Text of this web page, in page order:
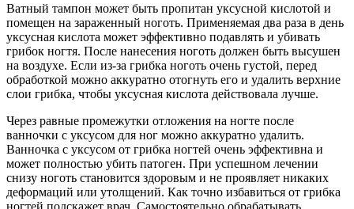
Ватный тампон может быть пропитан уксусной кислотой и
помещен на зараженный ноготь. Применяемая два раза в день
уксусная кислота может эффективно подавлять и убивать
грибок ногтя. После нанесения ноготь должен быть высушен
на воздухе. Если из-за грибка ноготь очень густой, перед
обработкой можно аккуратно отогнуть его и удалить верхние
слои грибка, чтобы уксусная кислота действовала лучше.
Через равные промежутки отложения на ногте после
ванночки с уксусом для ног можно аккуратно удалить.
Ванночка с уксусом от грибка ногтей очень эффективна и
может полностью убить патоген. При успешном лечении
снизу ноготь становится здоровым и не проявляет никаких
деформаций или утолщений. Как точно избавиться от грибка
ногтей подскажет врач. Самостоятельно обрабатывать